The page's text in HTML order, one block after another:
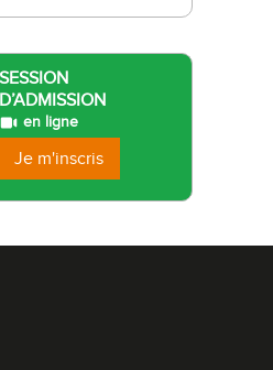
SESSION
D’ADMISSION
en ligne
Je m'inscris